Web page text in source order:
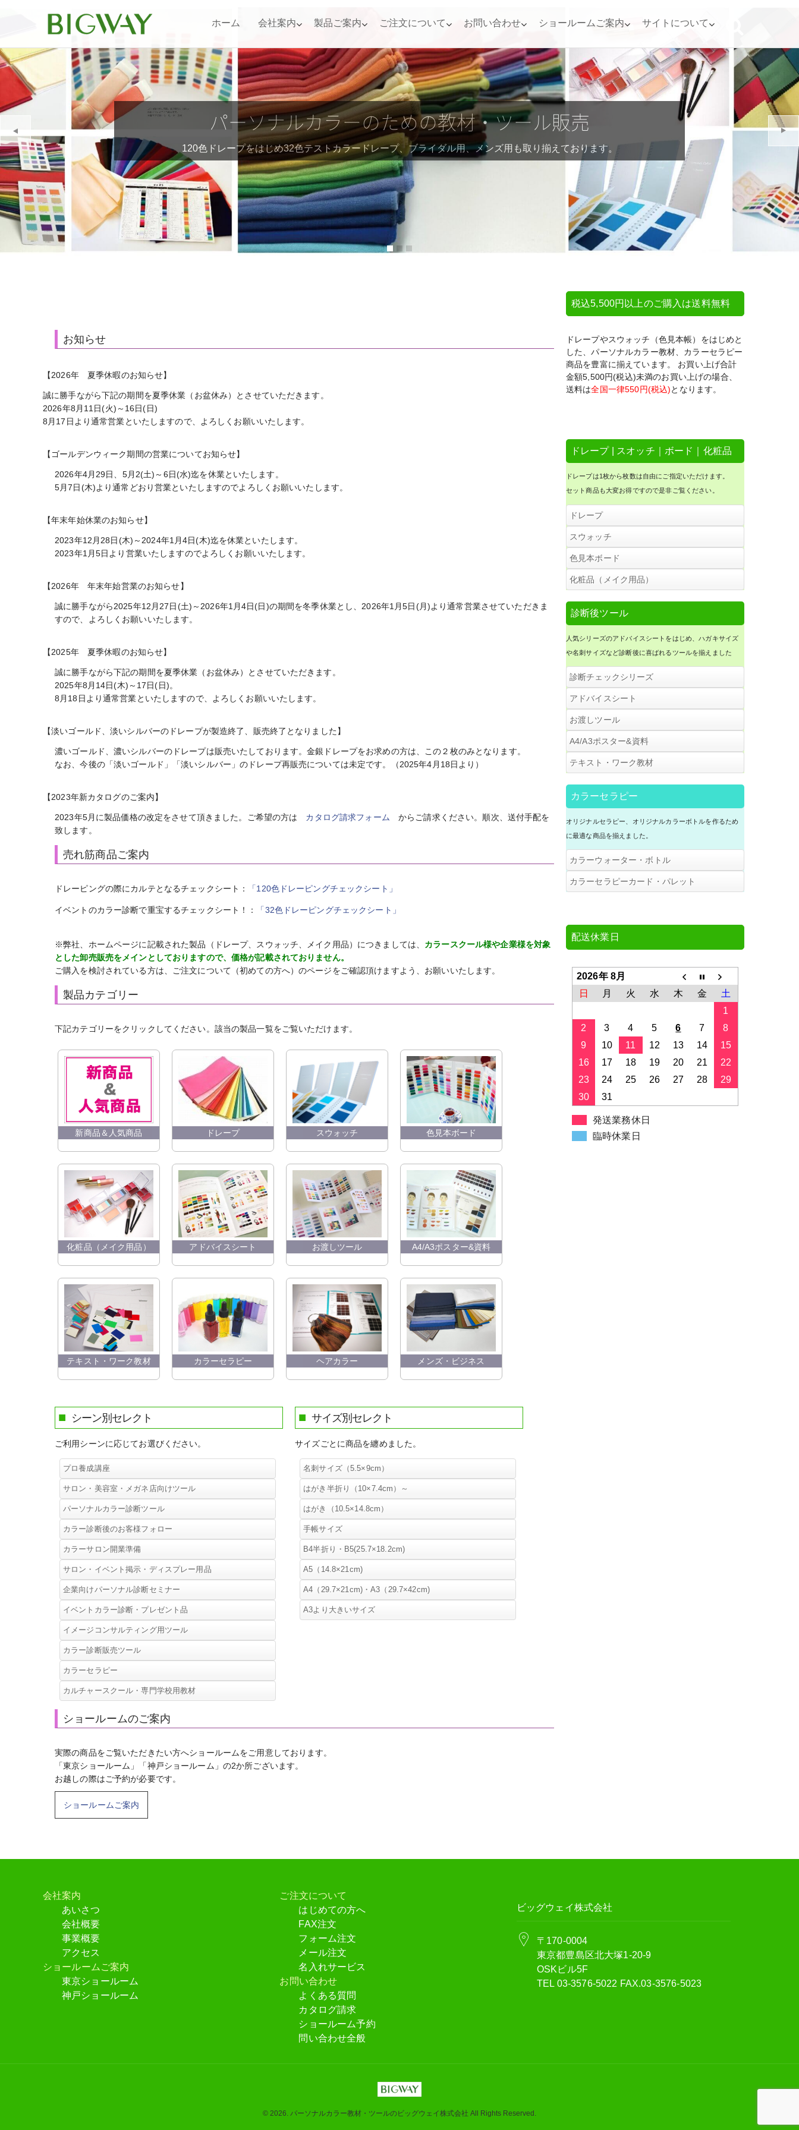
ホーム 会社案内 製品ご案内 ご注文について お問い合わせ ショールームご案内 サイトについて
豊富なカラー診断フォロー教材・ツール
パーソナルカラー診断後にお役に立てる教材・ツールを数多く取り揃えております
1 2
Next
お知らせ
【2026年 夏季休暇のお知らせ】
誠に勝手ながら下記の期間を夏季休業（お盆休み）とさせていただきます。
2026年8月11日(火)～16日(日)
8月17日より通常営業といたしますので、よろしくお願いいたします。
【ゴールデンウィーク期間の営業についてお知らせ】
2026年4月29日、5月2(土)～6日(水)迄を休業といたします。
5月7日(木)より通常どおり営業といたしますのでよろしくお願いいたします。
【年末年始休業のお知らせ】
2023年12月28日(木)～2024年1月4日(木)迄を休業といたします。
2023年1月5日より営業いたしますのでよろしくお願いいたします。
【2026年 年末年始営業のお知らせ】
誠に勝手ながら2025年12月27日(土)～2026年1月4日(日)の期間を冬季休業とし、2026年1月5日(月)より通常営業させていただきま
すので、よろしくお願いいたします。
【2025年 夏季休暇のお知らせ】
誠に勝手ながら下記の期間を夏季休業（お盆休み）とさせていただきます。
2025年8月14日(木)～17日(日)。
8月18日より通常営業といたしますので、よろしくお願いいたします。
【淡いゴールド、淡いシルバーのドレープが製造終了、販売終了となりました】
濃いゴールド、濃いシルバーのドレープは販売いたしております。金銀ドレープをお求めの方は、この２枚のみとなります。
なお、今後の「淡いゴールド」「淡いシルバー」のドレープ再販売については未定です。（2025年4月18日より）
【2023年新カタログのご案内】
2023年5月に製品価格の改定をさせて頂きました。ご希望の方は カタログ請求フォームからご請求ください。順次、送付手配を
致します。
売れ筋商品ご案内
ドレーピングの際にカルテとなるチェックシート： 「120色ドレーピングチェックシート」
イベントのカラー診断で重宝するチェックシート！： 「32色ドレーピングチェックシート」
※弊社、ホームページに記載された製品（ドレープ、スウォッチ、メイク用品）につきましては、 カラースクール様や企業様を対象
とした卸売販売をメインとしておりますので、価格が記載されておりません。
ご購入を検討されている方は、ご注文について（初めての方へ）のページをご確認頂けますよう、お願いいたします。
製品カテゴリー
下記カテゴリーをクリックしてください。該当の製品一覧をご覧いただけます。
新商品＆人気商品 ドレープ スウォッチ 色見本ボード
化粧品（メイク用品） アドバイスシート お渡しツール A4/A3ポスター&資料
テキスト・ワーク教材 カラーセラピー ヘアカラー メンズ・ビジネス
シーン別セレクト
ご利用シーンに応じてお選びください。
プロ養成講座
120色ドレーピングチェックシート(10枚
アドバイスブック
120色ドレープ
カラーブックＷ
ファション＆メイクカラーワークシート
(8枚入）
サロン・美容室・メガネ店向けツール
はがき版ヘアメイクカラー
32色ドレープ・スターターセット
パーソナルカラーリップ（口紅）
パーソナルカラーチーク
２つ折りカラーパレットＡ
３つ折りカラーパレットＢ
シーズンカラーパレットＣ・はがき版
２つ折りメイクパレット
パーソナルカラー診断ツール
120色ドレーピングチェックシート(10枚
120色ドレープ
32色ドレープ・スターターセット
メンズドレープ・12枚セット
ベーシックカラードレープ
布製色名シール120色用
アドバイスシート・メインシーズン(B4サ
カラー診断後のお客様フォロー
120色ドレーピングチェックシート(10枚
アドバイスブック
スウォッチＣ３０・色見本帳
リングスウォッチ
スウォッチＦ・色見本帳
アドバイスシート・スタンダード(B4サイ
アドバイスシート・メインシーズン(B4サ
イズ版・A4サイズ版)
３つ折りカラーパレットＢ
シーズンカラーパレットＣ・はがき版
メイクカード・はがき版
カラーサロン開業準備
120色ドレーピングチェックシート(10枚
120色ドレープ
32色ドレープ・スターターセット
金銀ドレープ（ロック刺繍）
診断用ケープ
A4／A3パネルポスター・全31種
サロン・イベント掲示・ディスプレー用品
カラーブックＷ
カラーボードＳ・キット
A4カラーボード・キット / 完成品
ファション＆メイクカラーワークシート
(8枚入）
A4／A3パネルポスター・全31種
企業向けパーソナル診断セミナー
２つ折り３２色ドレーピングチェックシ
120色ドレーピングチェックシート(10枚
入)
32色ドレープ・スターターセット
アドバイスシート・メインシーズン(B4サ
イズ版・A4サイズ版)
セレクションカード・メイク
イベントカラー診断・プレゼント品
金銀ドレープ（ロック刺繍）
リングスウォッチ
スウォッチミニ
１８色スウォッチカード
パーソナルカラーリップ（口紅）
パーソナルカラーチーク
セレクションカード・ヘアカラー
イメージコンサルティング用ツール
メンズドレープ・12枚セット
ベーシックカラードレープ
リングスウォッチ
カラー診断販売ツール
スウォッチＣ３０・色見本帳
スウォッチＢキット・色見本帳
スウォッチＣ７２・色見本帳
カラーセラピー
３原色キット
３原色ボトル単品・スポイト瓶/詰替瓶
２５色セラピーカード（2021/4/1より20
色から25色に仕様変更）
カルチャースクール・専門学校用教材
120色ドレーピングチェックシート(10枚
入)
カラーボードＳ・キット
A4カラーボード・キット / 完成品
サイズ別セレクト
サイズごとに商品を纏めました。
名刺サイズ（5.5×9cm）
セレクションカード・メイク
セレクションカード・色相環
セレクションカード・メンズ
セレクションカード・ヘアカラー
２５色セラピーカード（2021/4/1より20
はがき半折り（10×7.4cm）～
２つ折りカラーパレットＡ
２つ折りパレットＡ・オフセット版・50
枚入り
３つ折りカラーパレットＢ
２つ折りメイクパレット
はがき（10.5×14.8cm）
はがき版ヘアメイクカラー
１８色スウォッチカード
シーズンカラーパレットＣ・はがき版
手帳サイズ
スウォッチＣ３０・色見本帳
リングスウォッチ
スウォッチＦ・色見本帳
B4半折り・B5(25.7×18.2cm)
アドバイスシート・メンズ
アドバイスシート・スタンダード(B4サイ
ズ版・A4サイズ版)
A5（14.8×21cm)
アドバイスシート・メンズ
A4（29.7×21cm)・A3（29.7×42cm)
アドバイスシート・メンズ
A3より大きいサイズ
ショールームのご案内
実際の商品をご覧いただきたい方へショールームをご用意しております。
「東京ショールーム」「神戸ショールーム」の2か所ございます。
お越しの際はご予約が必要です。
ショールームご案内
税込5,500円以上のご購入は送料無料
ドレープやスウォッチ（色見本帳）をはじめと
した、パーソナルカラー教材、カラーセラピー
商品を豊富に揃えています。 お買い上げ合計
金額5,500円(税込)未満のお買い上げの場合、
送料は全国一律550円(税込)となります。
ドレープ | スオッチ｜ボード｜化粧品
ドレープは1枚から枚数は自由にご指定いただけます。
セット商品も大変お得ですので是非ご覧ください。
ドレープ
120色ドレープ
32色ドレープ・スターターセット
診断用ケープ
布製色名シール120色用
スウォッチ
スウォッチＣ３０・色見本帳
リングスウォッチ
スウォッチＦ・色見本帳
スウォッチミニ
スウォッチＣ７２・色見本帳
１８色スウォッチカード
色見本ボード
カラーブックＷ
カラーボードＳ・キット
A4カラーボード・キット / 完成品
120色小布チップ
化粧品（メイク用品）
診断後ツール
人気シリーズのアドバイスシートをはじめ、ハガキサイズ
や名刺サイズなど診断後に喜ばれるツールを揃えました
診断チェックシリーズ
２つ折り３２色ドレーピングチェ
120色ドレーピングチェックシート
(10枚入)
アドバイスシート
アドバイスシート・メンズ
アドバイスシート・スタンダード
(B4サイズ版・A4サイズ版)
ン(B4サイズ版・A4サイズ版)
(B4サイズ版)
お渡しツール
２つ折り３２色ドレーピングチェ
ックシート（イラスト付き）
120色ドレーピングチェックシート
はがき版ヘアメイクカラー
アドバイスシート・スタンダード
(B4サイズ版・A4サイズ版)
ン(B4サイズ版・A4サイズ版)
２つ折りカラーパレットＡ
２つ折りパレットＡ・オフセット
版・50枚入り
３つ折りカラーパレットＢ
シーズンカラーパレットＣ・はが
き版
メイクカード・はがき版
A4/A3ポスター&資料
A4／A3パネルポスター・全31種
テキスト・ワーク教材
(10枚入)
A4カラーボード・キット / 完成品
カラーセラピー
オリジナルセラピー、オリジナルカラーボトルを作るため
に最適な商品を揃えました。
カラーウォーター・ボトル
３原色キット
カラーセラピーカード・パレット
配送休業日
2026年 8月
日
月 火 水 木 金
土
1
2
3 4 5 6 7
8
9
10 11 12 13 14
15
16
17 18 19 20 21
22
23
24 25 26 27 28
29
30
31
発送業務休日
臨時休業日
会社案内
あいさつ
会社概要
事業概要
アクセス
ショールームご案内
東京ショールーム
神戸ショールーム
ご注文について
はじめての方へ
FAX注文
フォーム注文
メール注文
名入れサービス
お問い合わせ
よくある質問
カタログ請求
ショールーム予約
問い合わせ全般
ビッグウェイ株式会社
〒170-0004
東京都豊島区北大塚1-20-9
OSKビル5F
TEL 03-3576-5022 FAX.03-3576-5023
© 2026. パーソナルカラー教材・ツールのビッグウェイ株式会社 All Rights Reserved.